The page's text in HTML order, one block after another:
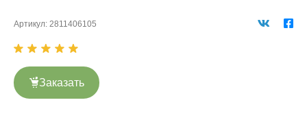
Артикул: 2811406105
Заказать